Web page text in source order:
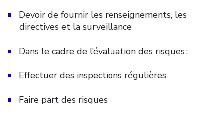
Devoir de fournir les renseignements, les
directives et la surveillance
Dans le cadre de l’évaluation des risques :
Effectuer des inspections régulières
Faire part des risques